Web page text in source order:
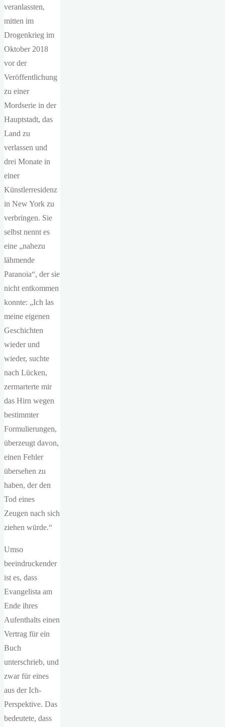
veranlassten,
mitten im
Drogenkrieg im
Oktober 2018
vor der
Veröffentlichung
zu einer
Mordserie in der
Hauptstadt, das
Land zu
verlassen und
drei Monate in
einer
Künstlerresidenz
in New York zu
verbringen. Sie
selbst nennt es
eine „nahezu
lähmende
Paranoia“, der sie
nicht entkommen
konnte: „Ich las
meine eigenen
Geschichten
wieder und
wieder, suchte
nach Lücken,
zermarterte mir
das Hirn wegen
bestimmter
Formulierungen,
überzeugt davon,
einen Fehler
übersehen zu
haben, der den
Tod eines
Zeugen nach sich
ziehen würde.“
Umso
beeindruckender
ist es, dass
Evangelista am
Ende ihres
Aufenthalts einen
Vertrag für ein
Buch
unterschrieb, und
zwar für eines
aus der Ich-
Perspektive. Das
bedeutete, dass